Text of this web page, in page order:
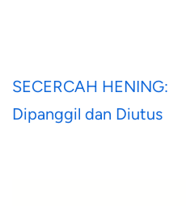
Navigasi
pos
SECERCAH HENING:
Dipanggil dan Diutus